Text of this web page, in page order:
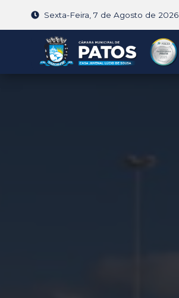
Sexta-Feira, 7 de Agosto de 2026